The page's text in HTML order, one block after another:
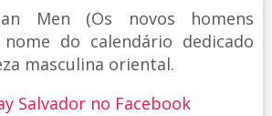
Men (Os novos homens
do calendário dedicado
masculina oriental.
Salvador no Facebook